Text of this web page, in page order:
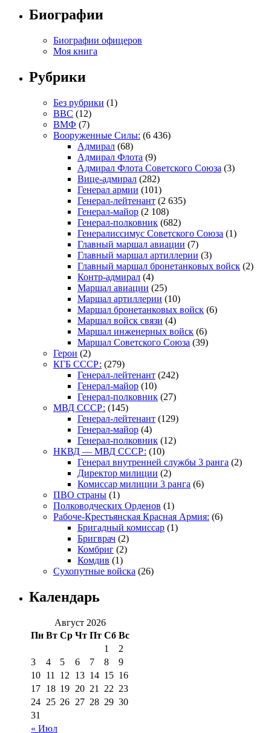
Биографии
Биографии офицеров
Моя книга
Рубрики
Без рубрики (1)
ВВС (12)
ВМФ (7)
Вооруженные Силы: (6 436)
Адмирал (68)
Адмирал Флота (9)
Адмирал Флота Советского Союза (3)
Вице-адмирал (282)
Генерал армии (101)
Генерал-лейтенант (2 635)
Генерал-майор (2 108)
Генерал-полковник (682)
Генералиссимус Советского Союза (1)
Главный маршал авиации (7)
Главный маршал артиллерии (3)
Главный маршал бронетанковых войск (2)
Контр-адмирал (4)
Маршал авиации (25)
Маршал артиллерии (10)
Маршал бронетанковых войск (6)
Маршал войск связи (4)
Маршал инженерных войск (6)
Маршал Советского Союза (39)
Герои (2)
КГБ СССР: (279)
Генерал-лейтенант (242)
Генерал-майор (10)
Генерал-полковник (27)
МВД СССР: (145)
Генерал-лейтенант (129)
Генерал-майор (4)
Генерал-полковник (12)
НКВД — МВД СССР: (10)
Генерал внутренней службы 3 ранга (2)
Директор милиции (2)
Комиссар милиции 3 ранга (6)
ПВО страны (1)
Полководческих Орденов (1)
Рабоче-Крестьянская Красная Армия: (6)
Бригадный комиссар (1)
Бригврач (2)
Комбриг (2)
Комдив (1)
Сухопутные войска (26)
Календарь
Август 2026
Пн Вт Ср Чт Пт Сб Вс
« Июл
1
2
3
4 5 6 7 8
9
10 11 12 13 14 15 16
17 18 19 20 21 22 23
24 25 26 27 28 29 30
31